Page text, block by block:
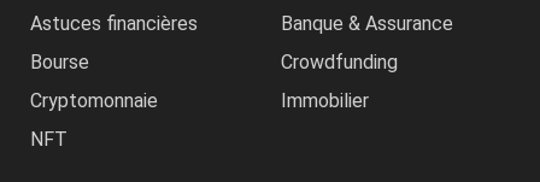
Astuces financières
Banque & Assurance
Bourse
Crowdfunding
Cryptomonnaie
Immobilier
NFT